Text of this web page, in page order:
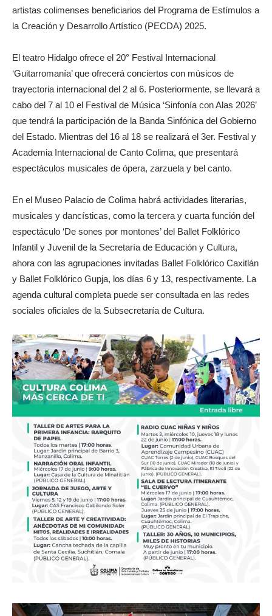
artistas colimenses beneficiarios del Programa de Estímulos a
la Creación y Desarrollo Artístico (PECDA) 2025.
El teatro Hidalgo ofrece el 20° Festival Internacional
‘Guitarromanía’ que ofrecerá conciertos con músicos de
trayectoria internacional del 2 al 6. Posteriormente, se llevará a
cabo del 7 al 10 el Festival de Música ‘Sinfonía con Alas 2026’
que tendrá la participación de la Banda Sinfónica del Gobierno
del Estado. Mientras del 16 al 18 se realizará el 3er. Festival y
Academia Internacional de Canto Colima, que presentará
espectáculos musicales de ópera, zarzuela y bel canto.
En el Museo Palacio de Colima habrá actividades literarias,
musicales y dancísticas, como la tercera y cuarta función del
espectáculo ‘De sones por montones’ del Ballet Folklórico
Infantil y Juvenil de la Secretaría de Educación y Cultura,
ahora con las agrupaciones invitadas Ballet Folklórico Caxitlán
y Ballet Folklórico Gupja, los días 6 y 13, respectivamente. La
agenda cultural completa puede ser consultada en las redes
sociales oficiales de la Subsecretaría de Cultura.